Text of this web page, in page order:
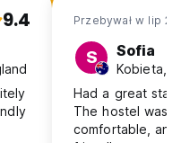
9.4 Przebywał w lip
S Sofia
Kobieta,
Had a great
The hostel was
comfortable,